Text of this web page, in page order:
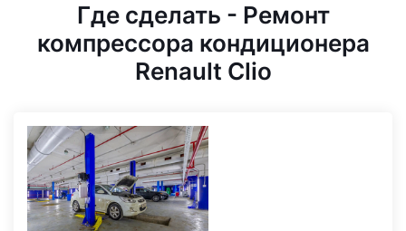
Где сделать - Ремонт
компрессора кондиционера
Renault Clio